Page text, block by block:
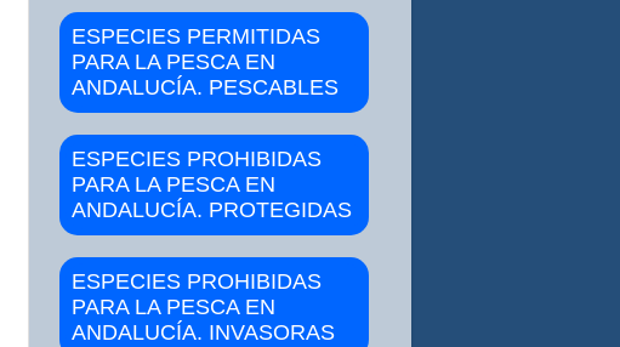
ESPECIES PERMITIDAS
PARA LA PESCA EN
ANDALUCÍA. PESCABLES
ESPECIES PROHIBIDAS
PARA LA PESCA EN
ANDALUCÍA. PROTEGIDAS
ESPECIES PROHIBIDAS
PARA LA PESCA EN
ANDALUCÍA. INVASORAS